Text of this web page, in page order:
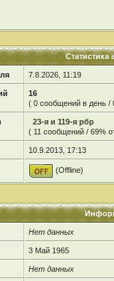
Статистика
7.8.2026, 11:19
16
( 0 сообщений в день
23-я и 119-я рбр
( 11 сообщений / 69%
10.9.2013, 17:13
(Offline)
Нет данных
3 Май 1965
Нет данных